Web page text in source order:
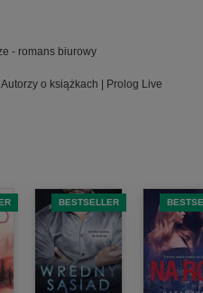
- romans biurowy
Autorzy o książkach | Prolog Live
BESTSELLER